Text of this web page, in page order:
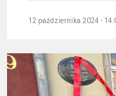
12 października 2024 -